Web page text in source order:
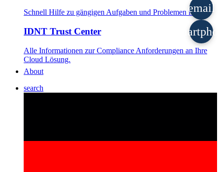
Schnell Hilfe zu gängigen Aufgaben und Problemen finden.
IDNT Trust Center
Alle Informationen zur Compliance Anforderungen an Ihre
Cloud Lösung.
About
search
email